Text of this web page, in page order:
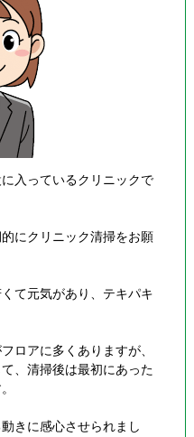
入っているクリニックで
にクリニック清掃をお願
て元気があり、テキパキ
ロアに多くありますが、
、清掃後は最初にあった
きに感心させられまし